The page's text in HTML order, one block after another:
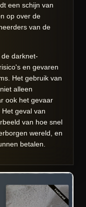
een schijn van
op over de
van de
darknet-
en gevaren
Het gebruik van
alleen
ook het gevaar
geval van
van hoe snel
wereld, en
betalen.